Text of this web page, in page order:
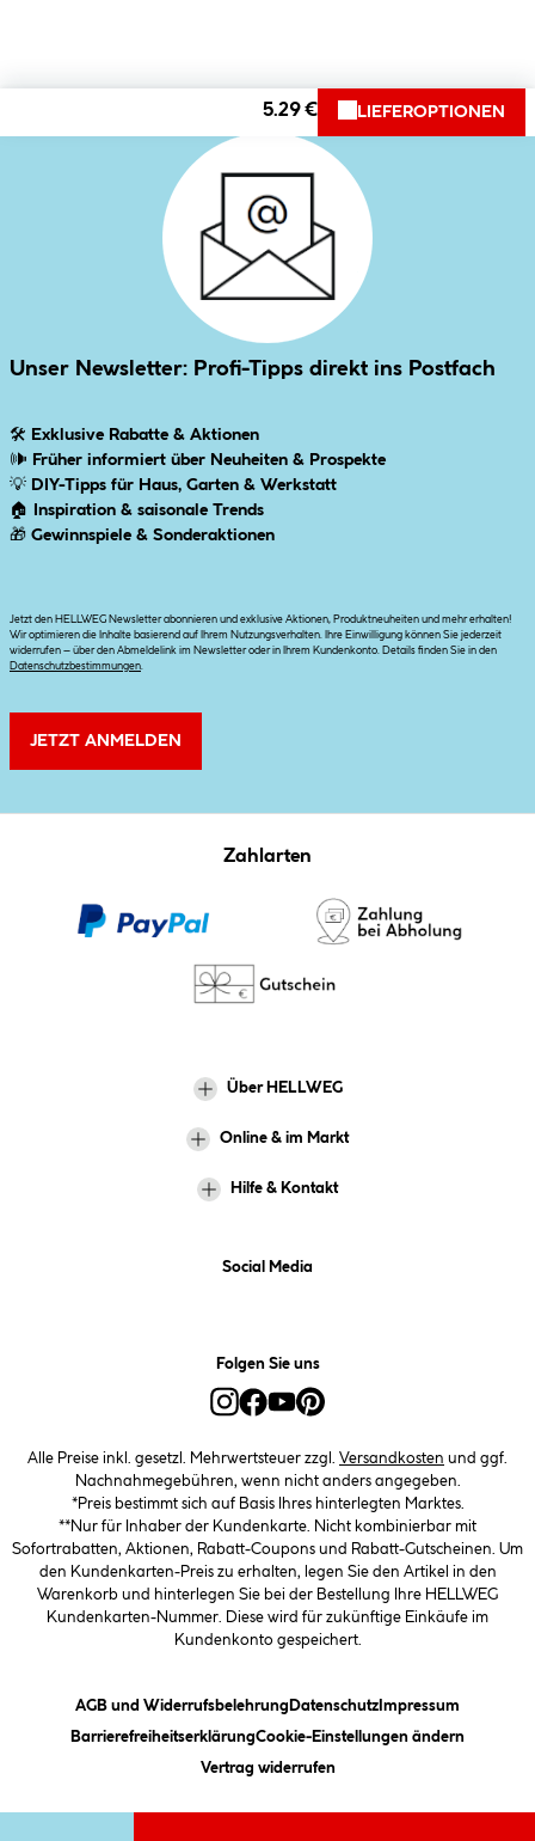
5.29 € LIEFEROPTIONEN
Unser Newsletter: Profi-Tipps direkt ins Postfach
🛠 Exklusive Rabatte & Aktionen
🕪 Früher informiert über Neuheiten & Prospekte
💡 DIY-Tipps für Haus, Garten & Werkstatt
🏠
Inspiration & saisonale Trends
🎁 Gewinnspiele & Sonderaktionen
Jetzt den HELLWEG Newsletter abonnieren und exklusive Aktionen, Produktneuheiten und mehr erhalten!
Wir optimieren die Inhalte basierend auf Ihrem Nutzungsverhalten. Ihre Einwilligung können Sie jederzeit
widerrufen – über den Abmeldelink im Newsletter oder in Ihrem Kundenkonto. Details finden Sie in den
Datenschutzbestimmungen.
JETZT ANMELDEN
Zahlarten
Über HELLWEG
Online & im Markt
Hilfe & Kontakt
Social Media
Folgen Sie uns
Alle Preise inkl. gesetzl. Mehrwertsteuer zzgl. Versandkosten und ggf.
Nachnahmegebühren, wenn nicht anders angegeben.
*Preis bestimmt sich auf Basis Ihres hinterlegten Marktes.
**Nur für Inhaber der Kundenkarte. Nicht kombinierbar mit
Sofortrabatten, Aktionen, Rabatt-Coupons und Rabatt-Gutscheinen. Um
den Kundenkarten-Preis zu erhalten, legen Sie den Artikel in den
Warenkorb und hinterlegen Sie bei der Bestellung Ihre HELLWEG
Kundenkarten-Nummer. Diese wird für zukünftige Einkäufe im
Kundenkonto gespeichert.
AGB und Widerrufsbelehrung (öffnet ein Dialogfeld)
Datenschutz(öffnet ein Dialogfeld)
Impressum
Barrierefreiheitserklärung(öffnet ein Dialogfeld)
Cookie-Einstellungen ändern(öffnet
Vertrag widerrufen